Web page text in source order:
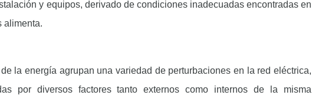
y equipos, derivado de condiciones inadecuadas encontradas en
alimenta.
la energía agrupan una variedad de perturbaciones en la red eléctrica,
por diversos factores tanto externos como internos de la misma